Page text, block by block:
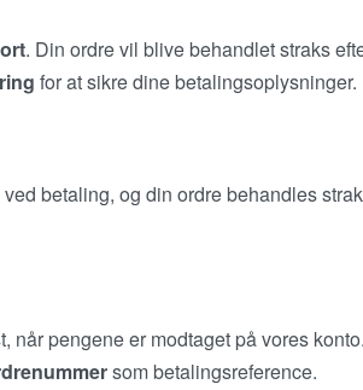
. Din ordre vil blive behandlet straks
for at sikre dine betalingsoplysninger.
ved betaling, og din ordre behandles
når pengene er modtaget på vores konto.
som betalingsreference.